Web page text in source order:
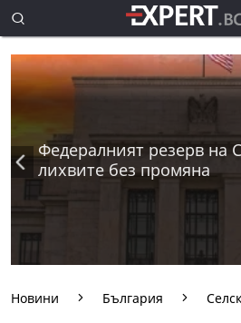
Федералният резерв на
лихвите без промяна
Новини България